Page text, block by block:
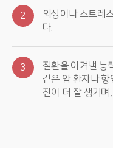
2
외상이나 스트레
다.
3
질환을 이겨낼 능
같은 암 환자나
진이 더 잘 생기며